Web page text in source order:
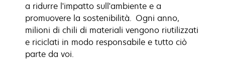
a ridurre l'impatto sull'ambiente e a
promuovere la sostenibilità. Ogni anno,
milioni di chili di materiali vengono riutilizzati
e riciclati in modo responsabile e tutto ciò
parte da voi.